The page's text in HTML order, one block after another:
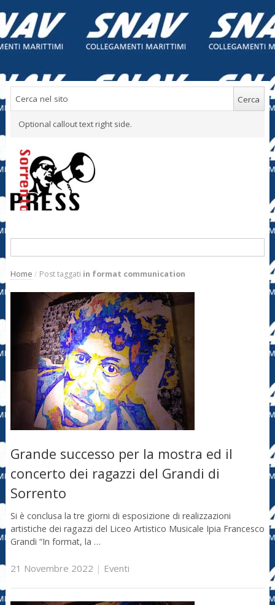
Optional callout text right side.
Home / Post taggati in format communication
Grande successo per la mostra ed il
concerto dei ragazzi del Grandi di
Sorrento
Si è conclusa la tre giorni di esposizione di realizzazioni
artistiche dei ragazzi del Liceo Artistico Musicale Ipia Francesco
Grandi “In format, la …
21 Novembre 2022 | Eventi